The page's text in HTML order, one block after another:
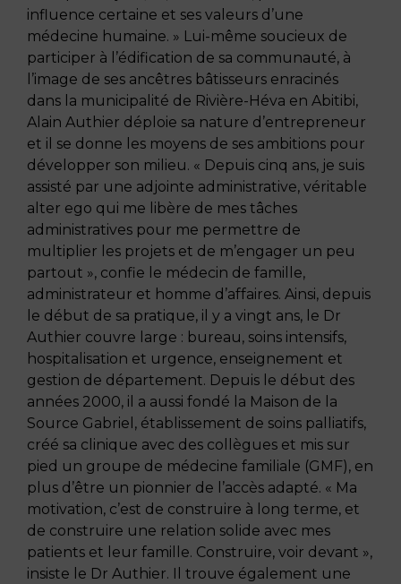
influence certaine et ses valeurs d’une
médecine humaine. » Lui-même soucieux de
participer à l’édification de sa communauté, à
l’image de ses ancêtres bâtisseurs enracinés
dans la municipalité de Rivière-Héva en Abitibi,
Alain Authier déploie sa nature d’entrepreneur
et il se donne les moyens de ses ambitions pour
développer son milieu. « Depuis cinq ans, je suis
assisté par une adjointe administrative, véritable
alter ego qui me libère de mes tâches
administratives pour me permettre de
multiplier les projets et de m’engager un peu
partout », confie le médecin de famille,
administrateur et homme d’affaires. Ainsi, depuis
le début de sa pratique, il y a vingt ans, le Dr
Authier couvre large : bureau, soins intensifs,
hospitalisation et urgence, enseignement et
gestion de département. Depuis le début des
années 2000, il a aussi fondé la Maison de la
Source Gabriel, établissement de soins palliatifs,
créé sa clinique avec des collègues et mis sur
pied un groupe de médecine familiale (GMF), en
plus d’être un pionnier de l’accès adapté. « Ma
motivation, c’est de construire à long terme, et
de construire une relation solide avec mes
patients et leur famille. Construire, voir devant »,
insiste le Dr Authier. Il trouve également une